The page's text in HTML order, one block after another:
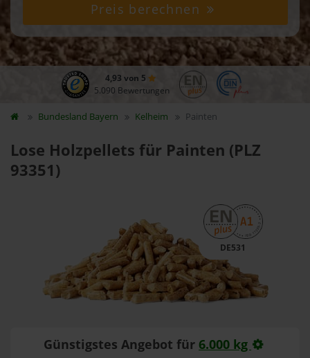
Preis berechnen
4,93 von 5
5.090 Bewertungen
Bundesland Bayern Kelheim Painten
Lose Holzpellets für Painten (PLZ
93351)
DE531
Günstigstes Angebot für 6.000 kg